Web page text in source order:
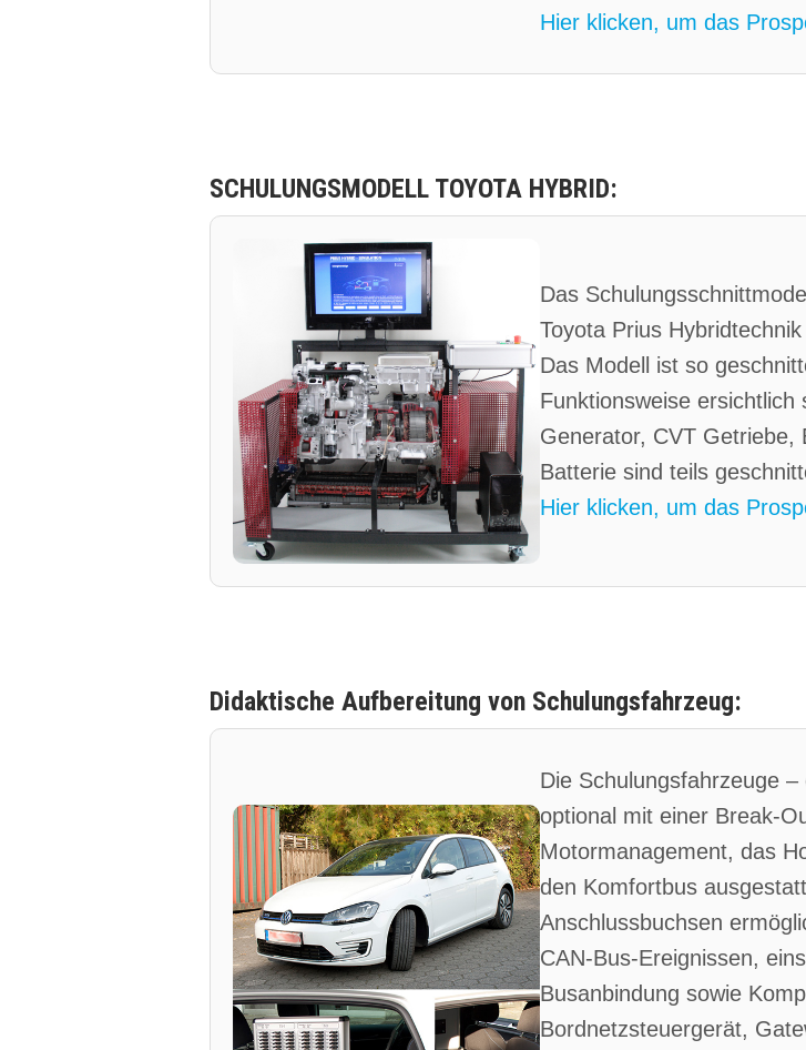
Hier klicken, um das
SCHULUNGSMODELL TOYOTA HYBRID:
Das
Toyota Prius
Das Modell ist so
Funktionsweise ersichtlich
Generator, CVT Getriebe,
Batterie sind teils
Hier klicken, um das
Didaktische Aufbereitung von Schulungsfahrzeug:
Die Schulungsfahrzeuge
optional mit einer Break-
Motormanagement, das
den Komfortbus
Anschlussbuchsen
CAN-Bus-Ereignissen,
Busanbindung sowie
Bordnetzsteuergerät,